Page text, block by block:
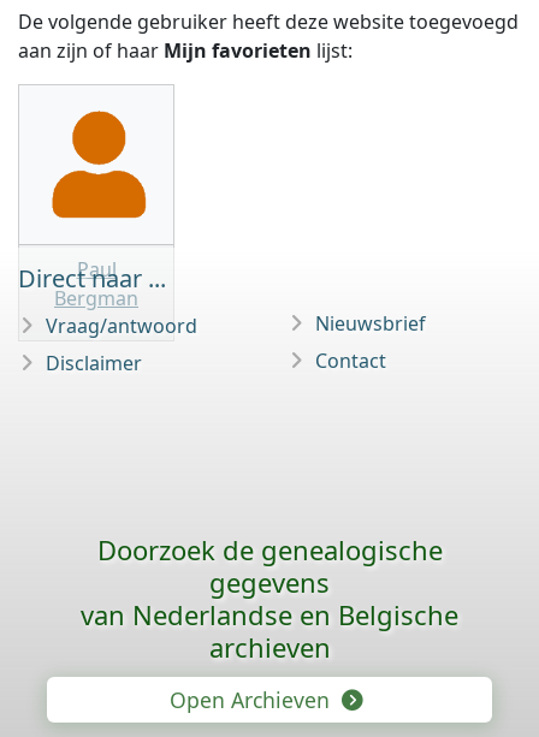
De volgende gebruiker heeft deze website toegevoegd
aan zijn of haar Mijn favorieten lijst:
Paul
Bergman
Direct naar ...
Vraag/antwoord
Disclaimer
Nieuwsbrief
Contact
Doorzoek de genealogische
gegevens
van Nederlandse en Belgische
archieven
Open Archieven